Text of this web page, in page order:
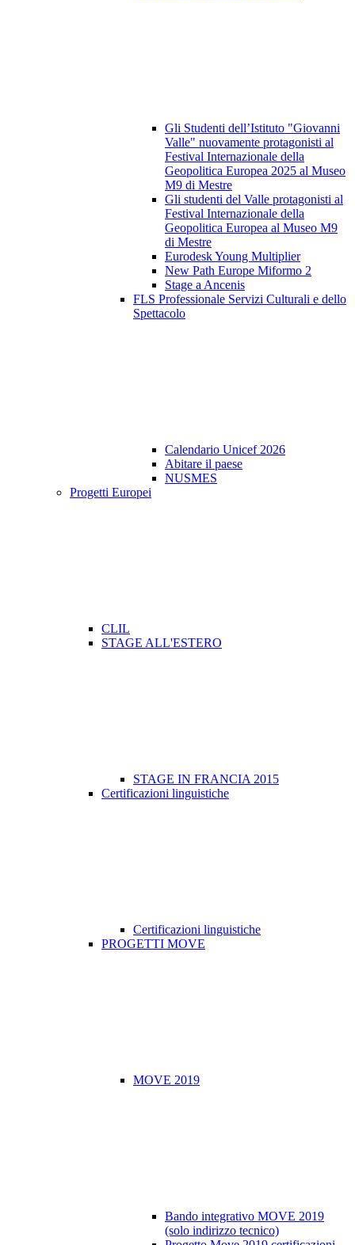
Gli Studenti dell’Istituto "Giovanni
Valle" nuovamente protagonisti al
Festival Internazionale della
Geopolitica Europea 2025 al Museo
M9 di Mestre
Gli studenti del Valle protagonisti al
Festival Internazionale della
Geopolitica Europea al Museo M9
di Mestre
Eurodesk Young Multiplier
New Path Europe Miformo 2
Stage a Ancenis
FLS Professionale Servizi Culturali e dello
Spettacolo
Calendario Unicef 2026
Abitare il paese
NUSMES
Progetti Europei
CLIL
STAGE ALL'ESTERO
STAGE IN FRANCIA 2015
Certificazioni linguistiche
Certificazioni linguistiche
PROGETTI MOVE
MOVE 2019
Bando integrativo MOVE 2019
(solo indirizzo tecnico)